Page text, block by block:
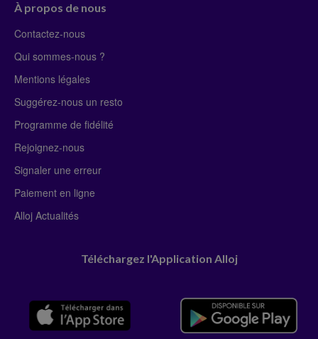
À propos de nous
Contactez-nous
Qui sommes-nous ?
Mentions légales
Suggérez-nous un resto
Programme de fidélité
Rejoignez-nous
Signaler une erreur
Paiement en ligne
Alloj Actualités
Téléchargez l'Application Alloj